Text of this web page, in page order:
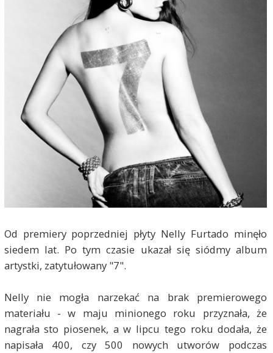
Od premiery poprzedniej płyty Nelly Furtado minęło
siedem lat. Po tym czasie ukazał się siódmy album
artystki, zatytułowany "7".
Nelly nie mogła narzekać na brak premierowego
materiału - w maju minionego roku przyznała, że
nagrała sto piosenek, a w lipcu tego roku dodała, że
napisała 400, czy 500 nowych utworów podczas